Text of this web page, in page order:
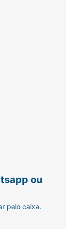
ou
pelo caixa.